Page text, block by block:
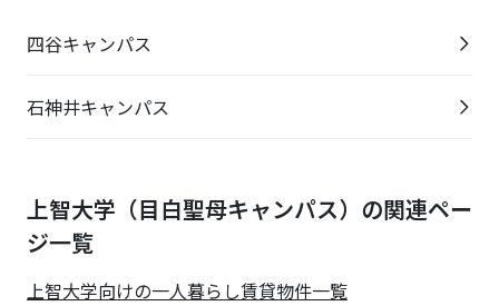
四谷キャンパス
石神井キャンパス
上智大学（目白聖母キャンパス）の関連ペー
ジ一覧
上智大学向けの一人暮らし賃貸物件一覧